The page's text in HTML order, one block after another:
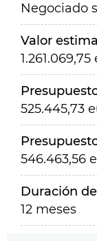
Negociado
Valor
525.445,73
546.463,56
Duración
12 meses